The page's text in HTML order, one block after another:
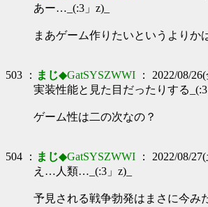
あー…_(:3」z)_
まあゲーム作りたいというよりか
503 ： まじ◆GatSYSZWWI ： 2022/08/
実装性能と見た目だったりする_(:3
ゲーム性は二の次なの？
504 ： まじ◆GatSYSZWWI ： 2022/08/
え…人類…_(:3」z)_
予見される戦争勃発はまさに今み